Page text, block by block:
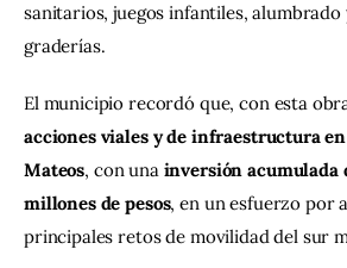
sanitarios, juegos infantiles,
graderías.
El municipio recordó que, con esta
acciones viales y de infraestructura
Mateos, con una inversión acumulada
millones de pesos, en un esfuerzo por
principales retos de movilidad del sur